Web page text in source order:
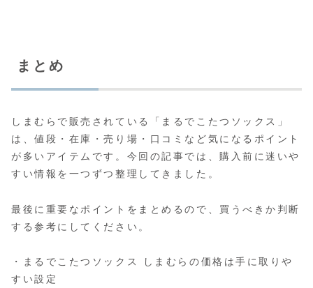
まとめ
しまむらで販売されている「まるでこたつソックス」
は、値段・在庫・売り場・口コミなど気になるポイント
が多いアイテムです。今回の記事では、購入前に迷いや
すい情報を一つずつ整理してきました。
最後に重要なポイントをまとめるので、買うべきか判断
する参考にしてください。
・まるでこたつソックス しまむらの価格は手に取りや
すい設定